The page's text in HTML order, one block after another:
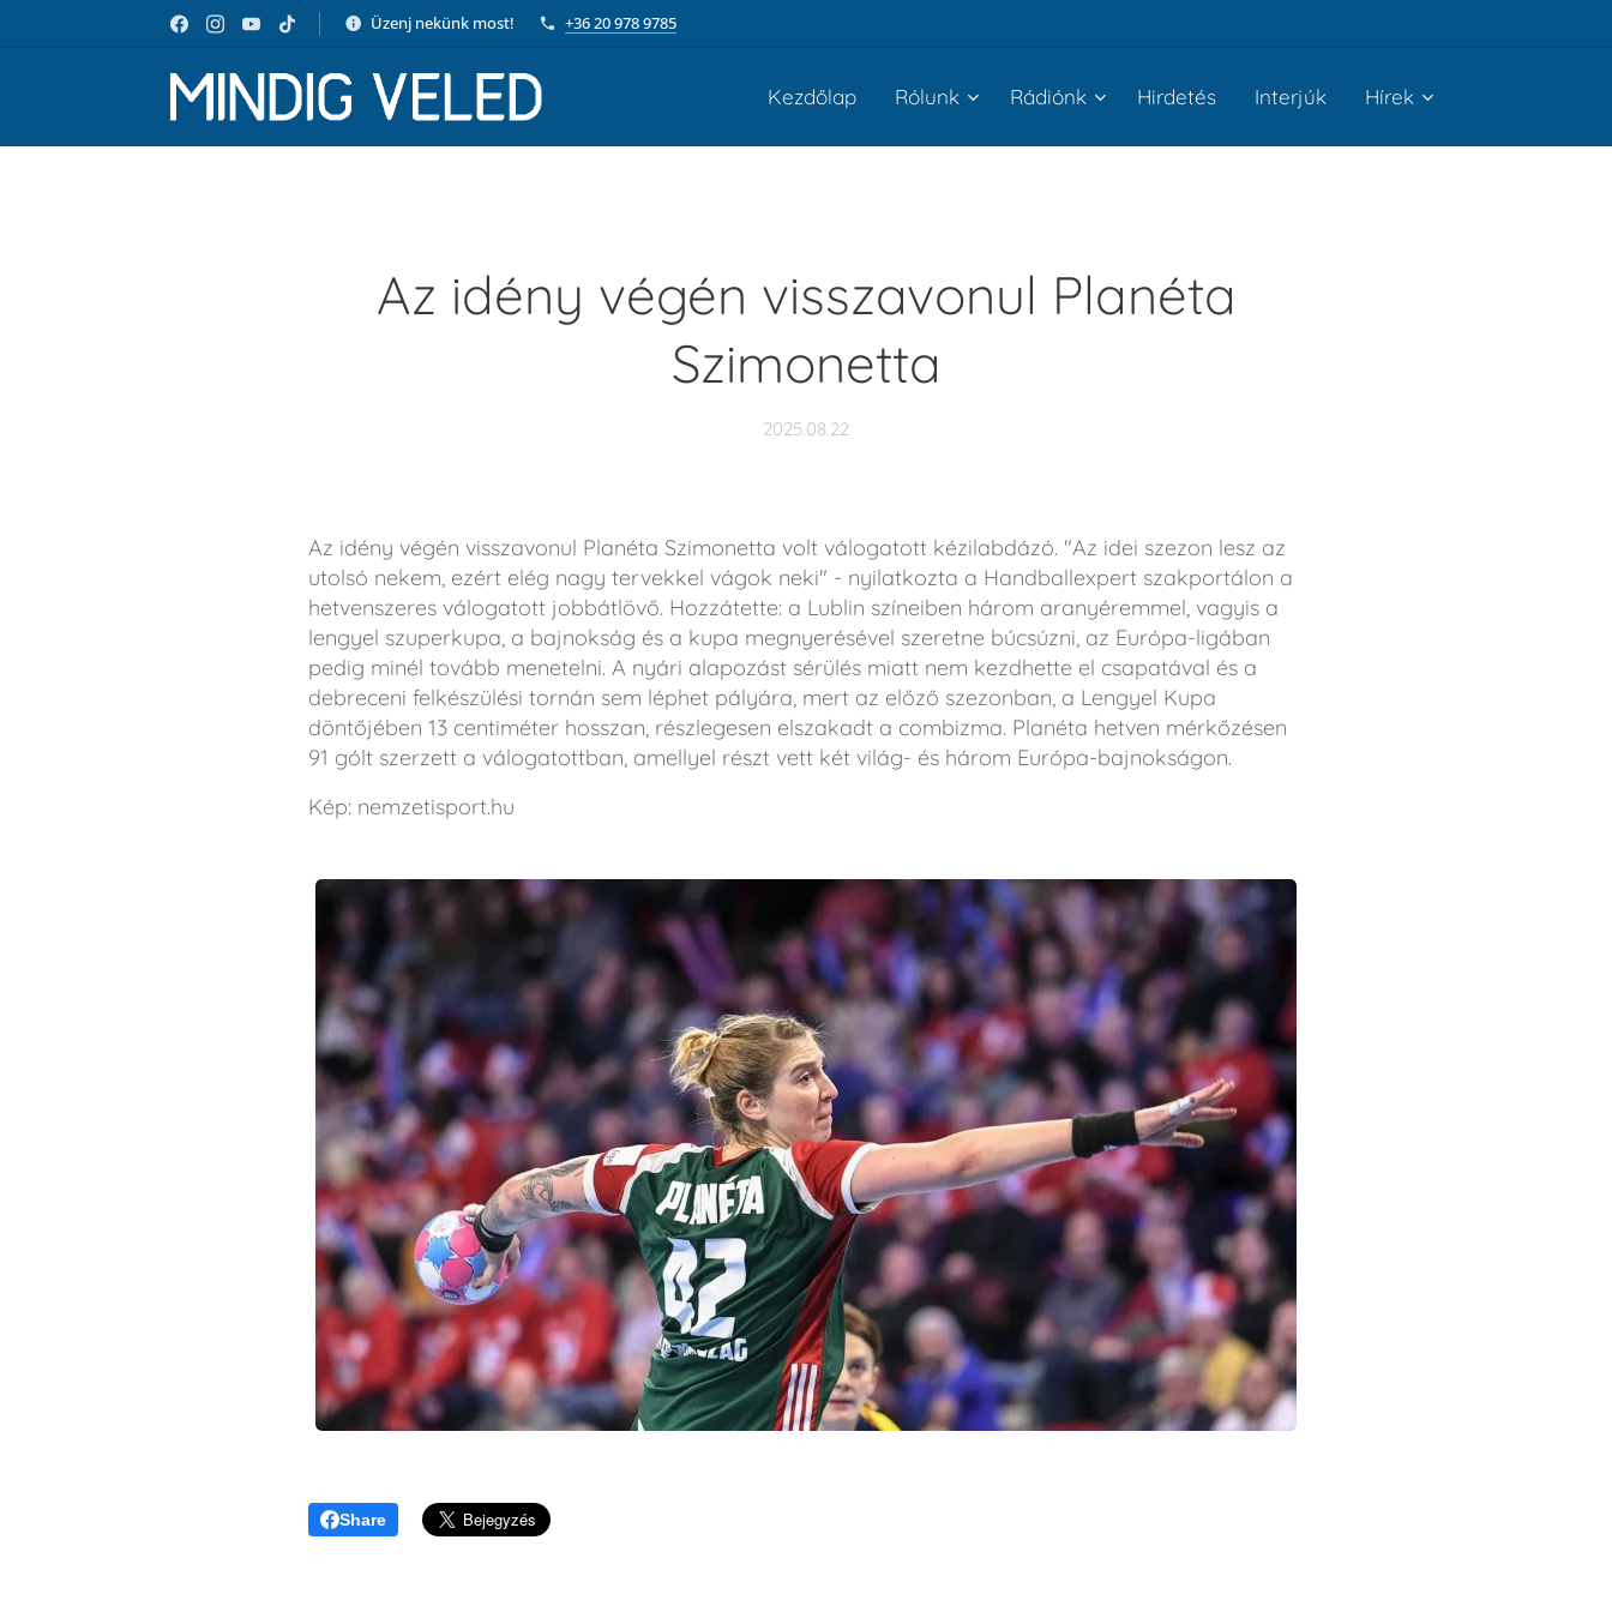
Üzenj nekünk most! +36 20 978 9785
Kezdőlap Rólunk Rádiónk Hirdetés Interjúk Hírek
Az idény végén visszavonul Planéta
Szimonetta
2025.08.22
Az idény végén visszavonul Planéta Szimonetta volt válogatott kézilabdázó. "Az idei szezon lesz az
utolsó nekem, ezért elég nagy tervekkel vágok neki" - nyilatkozta a Handballexpert szakportálon a
hetvenszeres válogatott jobbátlövő. Hozzátette: a Lublin színeiben három aranyéremmel, vagyis a
lengyel szuperkupa, a bajnokság és a kupa megnyerésével szeretne búcsúzni, az Európa-ligában
pedig minél tovább menetelni. A nyári alapozást sérülés miatt nem kezdhette el csapatával és a
debreceni felkészülési tornán sem léphet pályára, mert az előző szezonban, a Lengyel Kupa
döntőjében 13 centiméter hosszan, részlegesen elszakadt a combizma. Planéta hetven mérkőzésen
91 gólt szerzett a válogatottban, amellyel részt vett két világ- és három Európa-bajnokságon.
Kép: nemzetisport.hu
Share